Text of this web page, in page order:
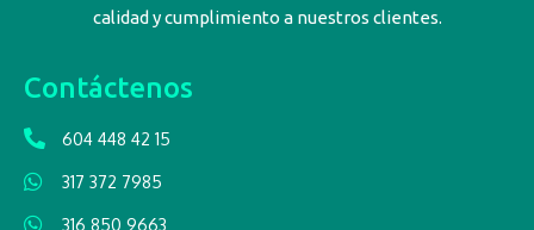
calidad y cumplimiento a nuestros clientes.
Contáctenos
604 448 42 15
317 372 7985
316 850 9663